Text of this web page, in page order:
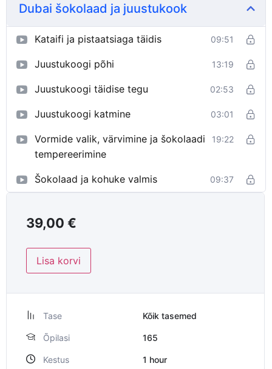
Dubai šokolaad ja juustukook
Kataifi ja pistaatsiaga täidis 09:51
Juustukoogi põhi 13:19
Juustukoogi täidise tegu 02:53
Juustukoogi katmine 03:01
Vormide valik, värvimine ja šokolaadi
tempereerimine
19:22
Šokolaad ja kohuke valmis 09:37
39,00 €
Lisa korvi
Tase Kõik tasemed
Õpilasi 165
Kestus 1 hour